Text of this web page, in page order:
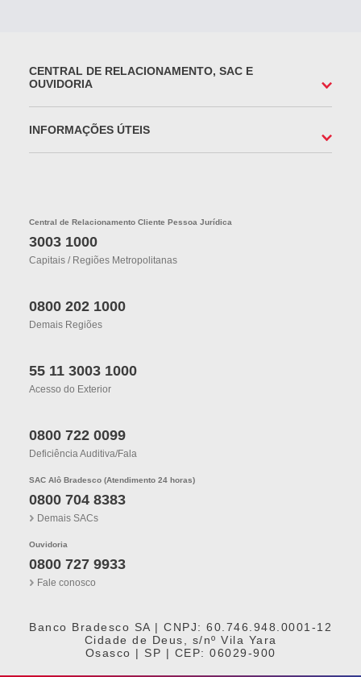
CENTRAL DE RELACIONAMENTO, SAC E
OUVIDORIA
INFORMAÇÕES ÚTEIS
Central de Relacionamento Cliente Pessoa Jurídica
3003 1000
Capitais / Regiões Metropolitanas
0800 202 1000
Demais Regiões
55 11 3003 1000
Acesso do Exterior
0800 722 0099
Deficiência Auditiva/fala
SAC Alô Bradesco (Atendimento 24 horas)
0800 704 8383
Demais SACs
Ouvidoria
0800 727 9933
Fale conosco
Banco Bradesco SA | CNPJ: 60.746.948.0001-12
Cidade de Deus, s/nº Vila Yara
Osasco | SP | CEP: 06029-900